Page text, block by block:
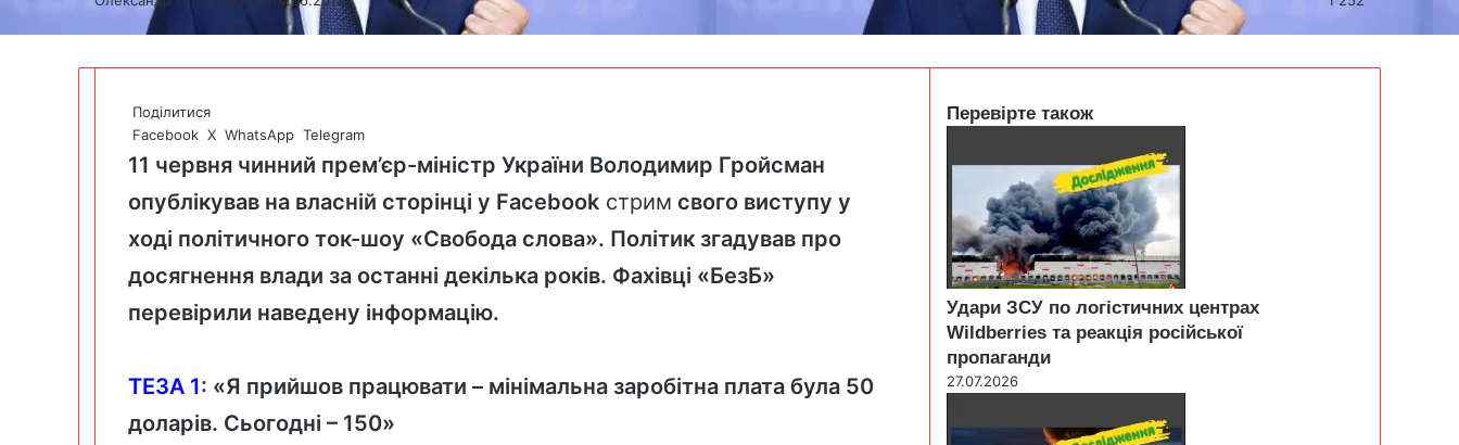
Поділитися
Facebook X WhatsApp Telegram
11 червня чинний прем’єр-міністр України Володимир Гройсман
опублікував на власній сторінці у Facebook стрим свого виступу у
ході політичного ток-шоу «Свобода слова». Політик згадував про
досягнення влади за останні декілька років. Фахівці «БезБ»
перевірили наведену інформацію.
ТЕЗА 1: «Я прийшов працювати – мінімальна заробітна плата була 50
доларів. Сьогодні – 150»
Перевірте також
Удари ЗСУ по логістичних центрах
Wildberries та реакція російської
пропаганди
27.07.2026